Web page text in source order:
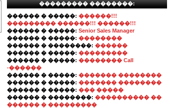
��������� ��������:
������ � �����: ������!!!
��������� ������!!! ������!!!
������ � �����: Senior Sales Manager
������ � �����: ��������
������ � ��������: ������
������ � �����: ���������
������ � �����: �������� Call
-������
������ � �����: ������� ��������
������ � �����: ������� ��������
������ � �����: ��� �����
������ � ��������: ���������� ��
������ � ���������